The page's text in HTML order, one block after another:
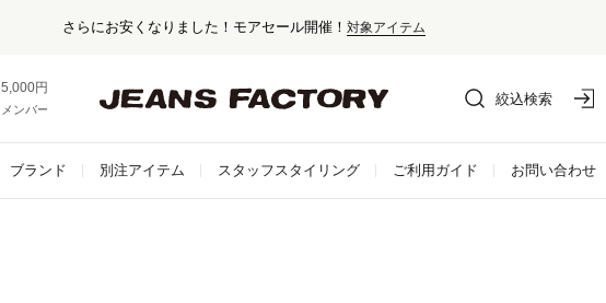
さらにお安くなりました！モアセール開催！ 対象アイテム
5,000円以上お買い上げで送料無料！
メンバー登録でお得な情報をゲット。さらに詳しく
絞込検索
ブランド 別注アイテム スタッフスタイリング ご利用ガイド お問い合わせ